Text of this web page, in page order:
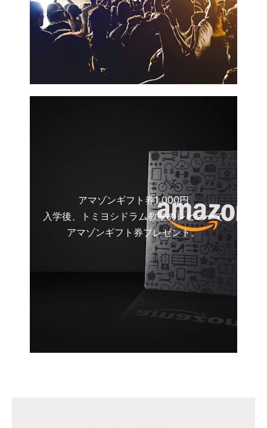
アマゾンギフト券1,000円
入学後、トミヨシドラム教室のレビューで
アマゾンギフト券プレゼント。